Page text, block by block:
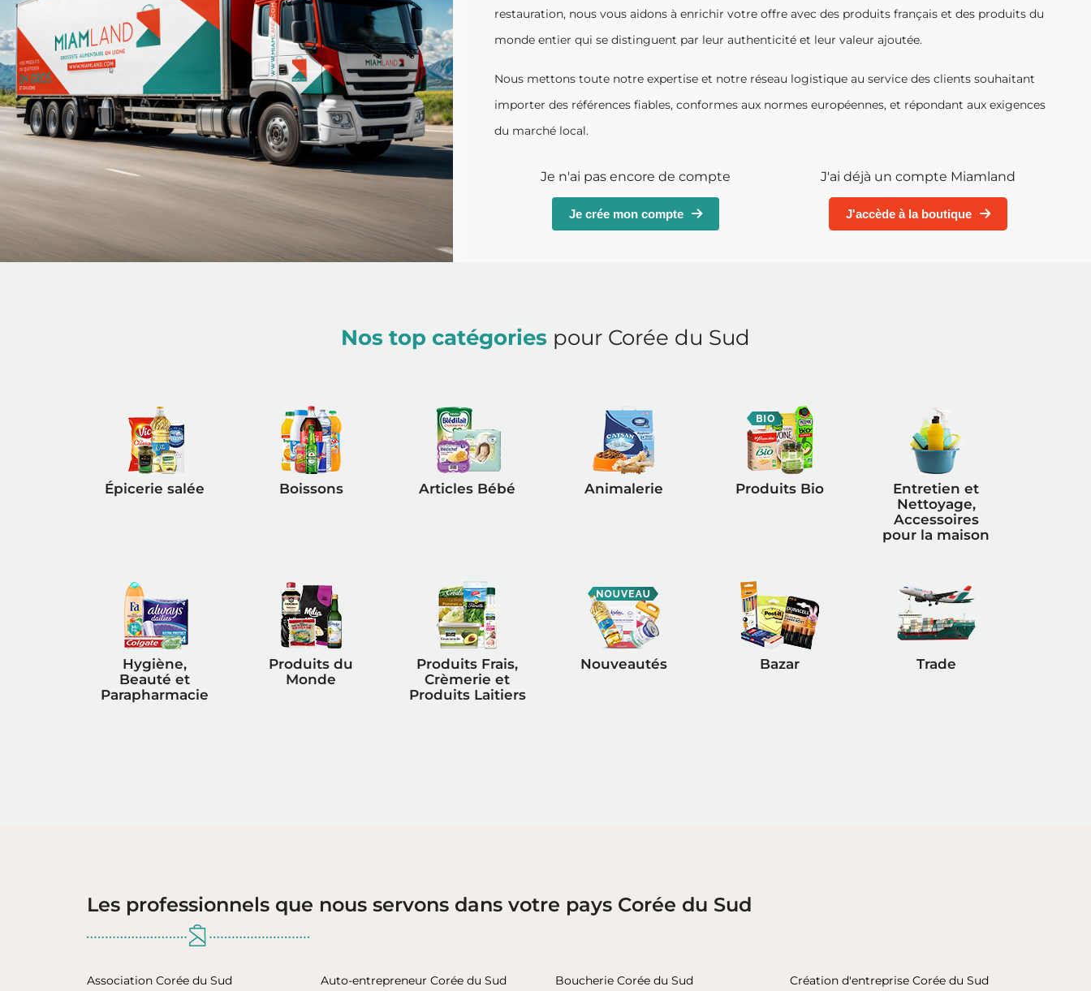
restauration, nous vous aidons à enrichir votre offre avec des produits français et des produits du
monde entier qui se distinguent par leur authenticité et leur valeur ajoutée.
Nous mettons toute notre expertise et notre réseau logistique au service des clients souhaitant
importer des références fiables, conformes aux normes européennes, et répondant aux exigences
du marché local.
Je n'ai pas encore de compte
Je crée mon compte
J'ai déjà un compte Miamland
J'accède à la boutique
Nos top catégories pour Corée du Sud
Épicerie salée Boissons Articles Bébé Animalerie Produits Bio
Entretien et
Nettoyage,
Accessoires
pour la maison
Hygiène,
Beauté et
Parapharmacie
Produits du
Monde
Produits Frais,
Crèmerie et
Produits Laitiers
Nouveautés Bazar Trade
Les professionnels que nous servons dans votre pays Corée du Sud
Association Corée du Sud Auto-entrepreneur Corée du Sud Boucherie Corée du Sud Création d'entreprise Corée du Sud